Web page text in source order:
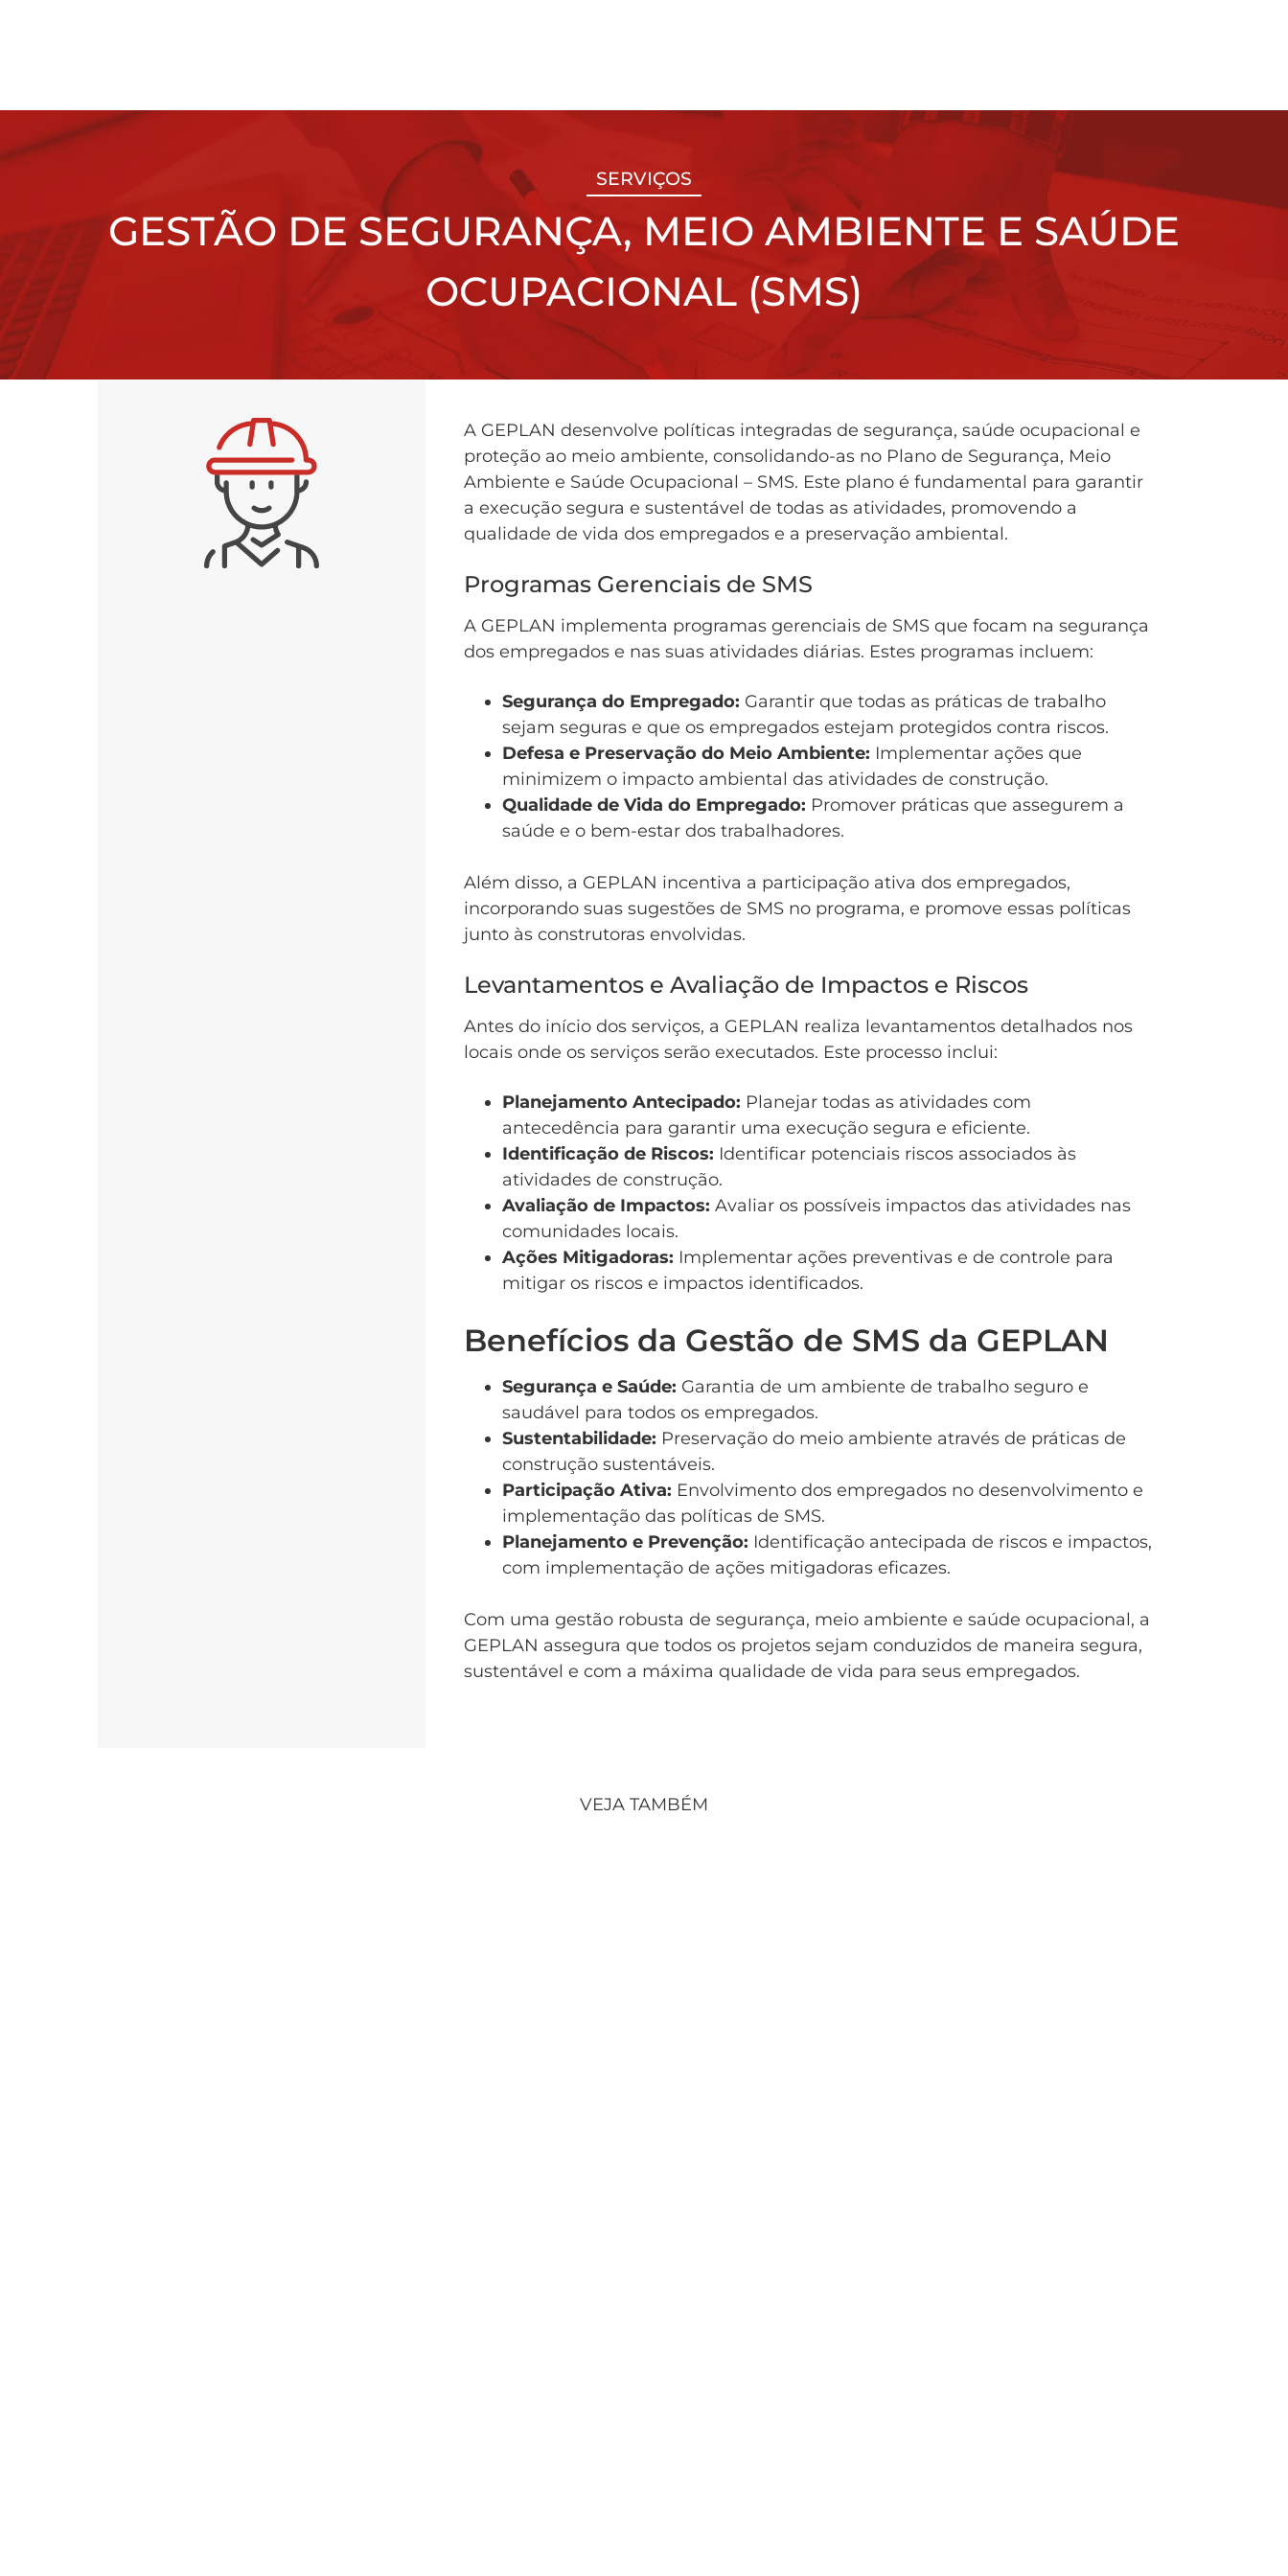
SERVIÇOS
GESTÃO DE SEGURANÇA, MEIO AMBIENTE E SAÚDE
OCUPACIONAL (SMS)
A GEPLAN desenvolve políticas integradas de segurança, saúde ocupacional e
proteção ao meio ambiente, consolidando-as no Plano de Segurança, Meio
Ambiente e Saúde Ocupacional – SMS. Este plano é fundamental para garantir
a execução segura e sustentável de todas as atividades, promovendo a
qualidade de vida dos empregados e a preservação ambiental.
Programas Gerenciais de SMS
A GEPLAN implementa programas gerenciais de SMS que focam na segurança
dos empregados e nas suas atividades diárias. Estes programas incluem:
Segurança do Empregado: Garantir que todas as práticas de trabalho
sejam seguras e que os empregados estejam protegidos contra riscos.
Defesa e Preservação do Meio Ambiente: Implementar ações que
minimizem o impacto ambiental das atividades de construção.
Qualidade de Vida do Empregado: Promover práticas que assegurem a
saúde e o bem-estar dos trabalhadores.
Além disso, a GEPLAN incentiva a participação ativa dos empregados,
incorporando suas sugestões de SMS no programa, e promove essas políticas
junto às construtoras envolvidas.
Levantamentos e Avaliação de Impactos e Riscos
Antes do início dos serviços, a GEPLAN realiza levantamentos detalhados nos
locais onde os serviços serão executados. Este processo inclui:
Planejamento Antecipado: Planejar todas as atividades com
antecedência para garantir uma execução segura e eficiente.
Identificação de Riscos: Identificar potenciais riscos associados às
atividades de construção.
Avaliação de Impactos: Avaliar os possíveis impactos das atividades nas
comunidades locais.
Ações Mitigadoras: Implementar ações preventivas e de controle para
mitigar os riscos e impactos identificados.
Benefícios da Gestão de SMS da GEPLAN
Segurança e Saúde: Garantia de um ambiente de trabalho seguro e
saudável para todos os empregados.
Sustentabilidade: Preservação do meio ambiente através de práticas de
construção sustentáveis.
Participação Ativa: Envolvimento dos empregados no desenvolvimento e
implementação das políticas de SMS.
Planejamento e Prevenção: Identificação antecipada de riscos e impactos,
com implementação de ações mitigadoras eficazes.
Com uma gestão robusta de segurança, meio ambiente e saúde ocupacional, a
GEPLAN assegura que todos os projetos sejam conduzidos de maneira segura,
sustentável e com a máxima qualidade de vida para seus empregados.
VEJA TAMBÉM